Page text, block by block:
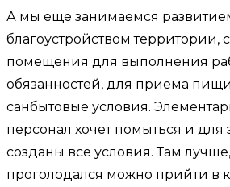
А мы еще занимаемся
благоустройством территории,
помещения для выполнения
обязанностей, для приема
санбытовые условия.
персонал хочет помыться и для
созданы все условия. Там
проголодался можно прийти в